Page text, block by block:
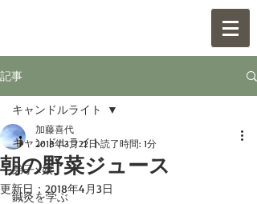
記事
キャンドルライト
弟子×娘
鍼灸を学ぶ
キャンドルライト
朝の野菜ジュース
加藤喜代
2018年3月22日 読了時間: 1分
更新日： 2018年4月3日